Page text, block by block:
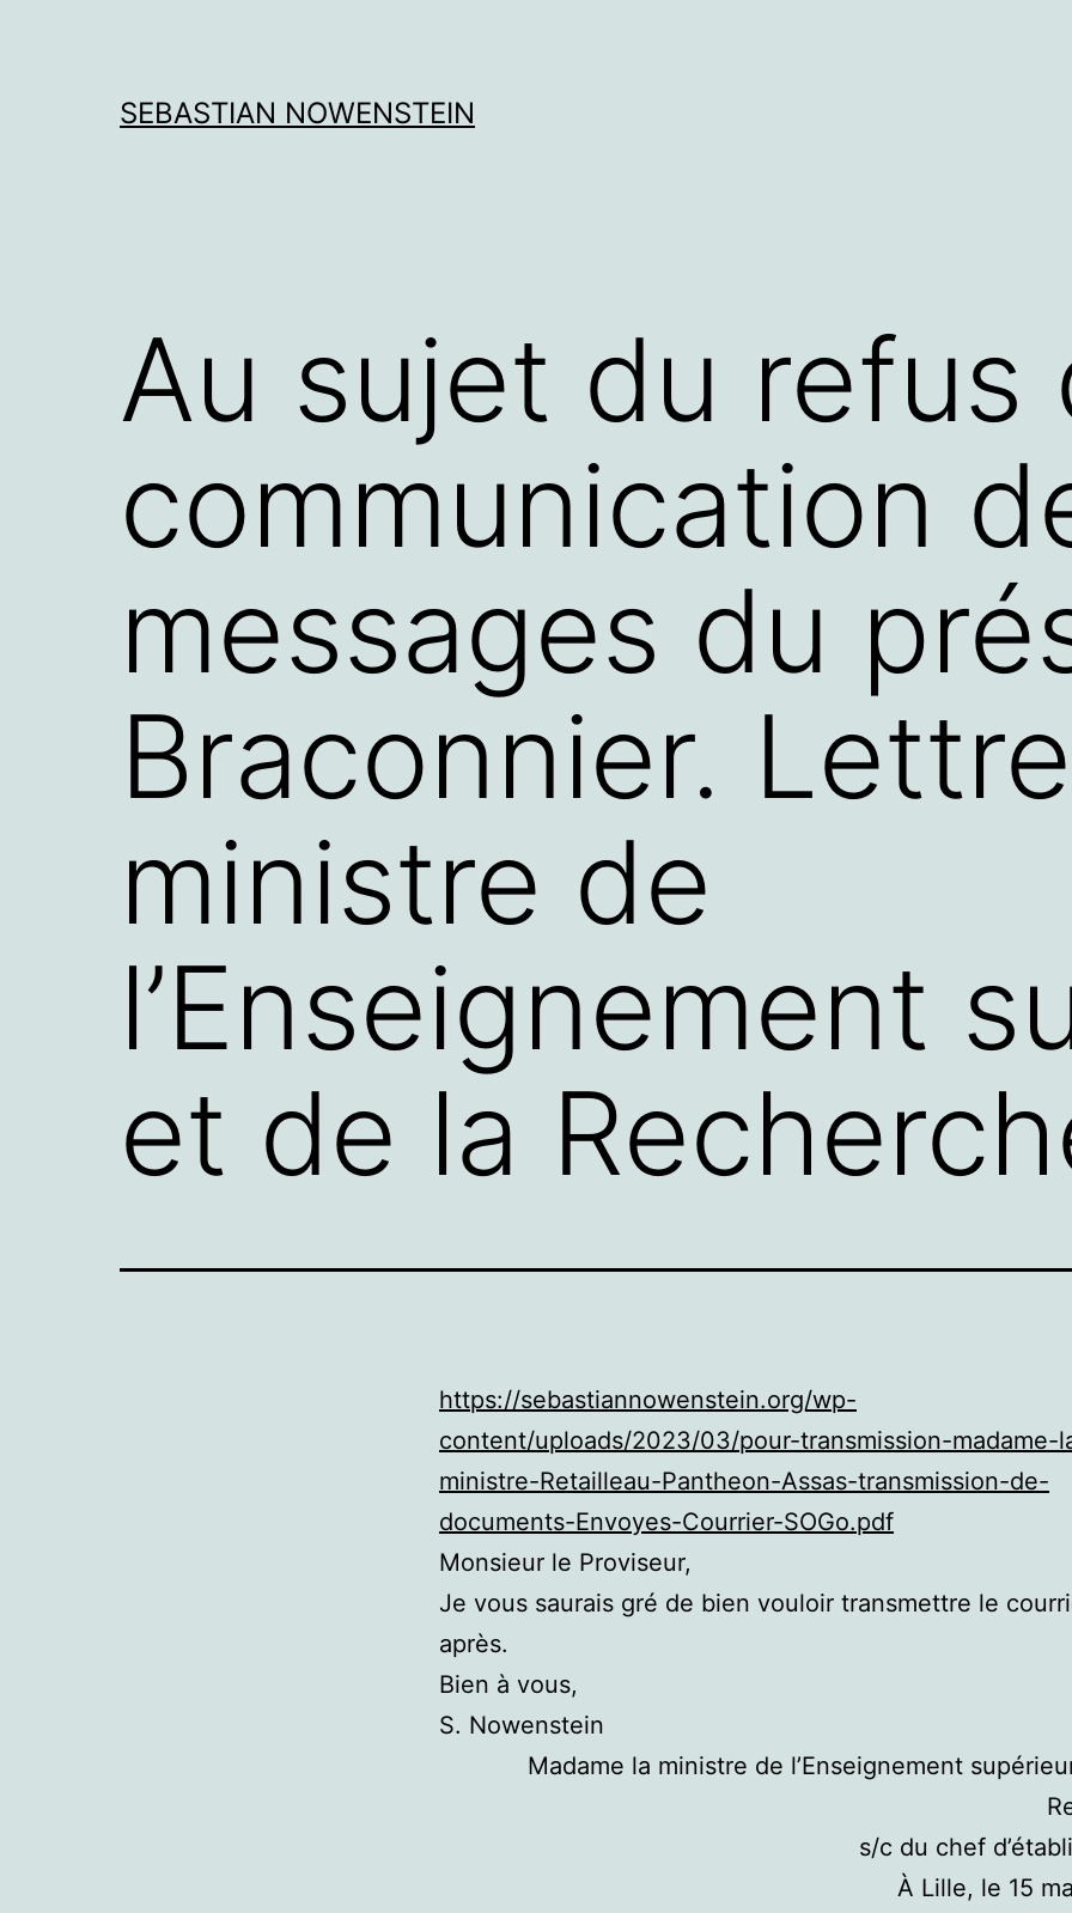
SEBASTIAN NOWENSTEIN
Au sujet du refus
communication
messages du
Braconnier.
ministre de
l’Enseignement
et de la
https://sebastiannowenstein.org/wp-
content/uploads/2023/03/pour-transmission-madame-
ministre-Retailleau-Pantheon-Assas-transmission-de-
documents-Envoyes-Courrier-SOGo.pdf
Monsieur le Proviseur,
Je vous saurais gré de bien vouloir transmettre le
après.
Bien à vous,
S. Nowenstein
Madame la ministre de l’Enseignement
s/c du chef
À Lille, le 15